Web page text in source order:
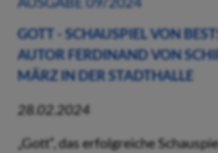
GOTT - SCHAUSPIEL VON
AUTOR FERDINAND VON
MÄRZ IN DER STADTHALLE
28.02.2024
„Gott“, das erfolgreiche